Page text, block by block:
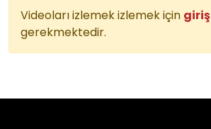
Videoları izlemek izlemek için giriş
gerekmektedir.